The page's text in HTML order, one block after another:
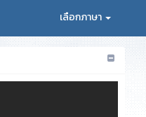
เลือกภาษา